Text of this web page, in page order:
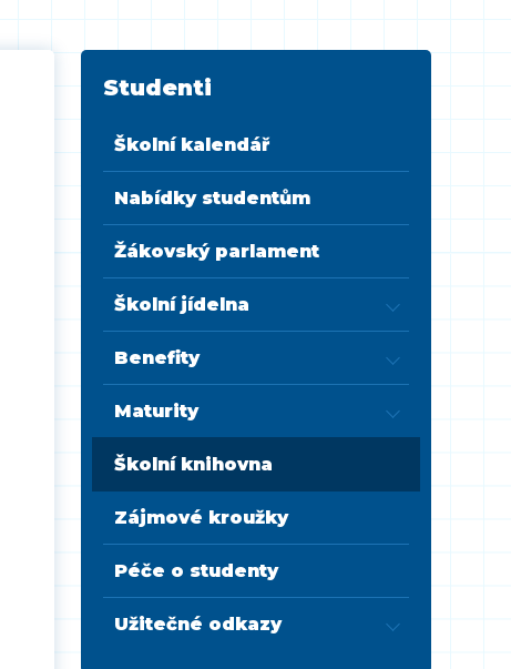
Studenti
Školní kalendář
Nabídky studentům
Žákovský parlament
Školní jídelna
Benefity
Maturity
Školní knihovna
Zájmové kroužky
Péče o studenty
Užitečné odkazy